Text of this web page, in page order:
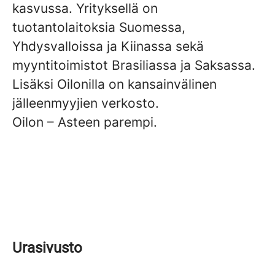
kasvussa. Yrityksellä on
tuotantolaitoksia Suomessa,
Yhdysvalloissa ja Kiinassa sekä
myyntitoimistot Brasiliassa ja Saksassa.
Lisäksi Oilonilla on kansainvälinen
jälleenmyyjien verkosto.
Oilon – Asteen parempi.
Urasivusto